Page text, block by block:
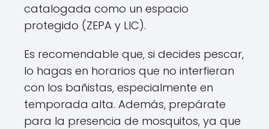
catalogada como un espacio
protegido (ZEPA y LIC).
Es recomendable que, si decides pescar,
lo hagas en horarios que no interfieran
con los bañistas, especialmente en
temporada alta. Además, prepárate
para la presencia de mosquitos, ya que